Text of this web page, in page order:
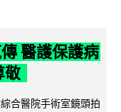
醫護保護病
敬
合醫院手術室鏡頭拍